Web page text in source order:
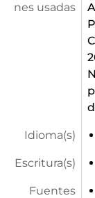
nes usadas
Idioma(s)
Escritura(s)
Fuentes